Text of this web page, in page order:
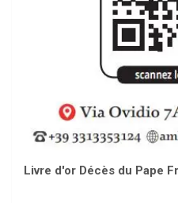
Livre d'or Décès du Pape